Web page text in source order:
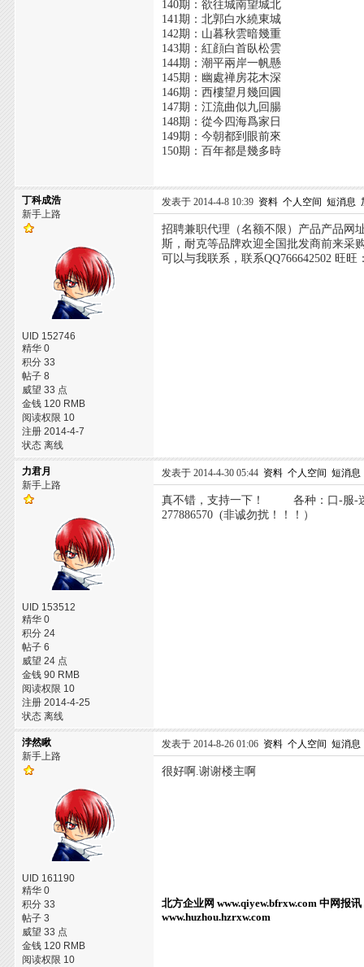
140期：欲往城南望城北
141期：北郭白水繞東城
142期：山暮秋雲暗幾重
143期：紅顔白首臥松雲
144期：潮平兩岸一帆懸
145期：幽處禅房花木深
146期：西樓望月幾回圓
147期：江流曲似九回腸
148期：從今四海爲家日
149期：今朝都到眼前來
150期：百年都是幾多時
丁科成浩
新手上路
UID 152746
精华 0
积分 33
帖子 8
威望 33 点
金钱 120 RMB
阅读权限 10
注册 2014-4-7
状态 离线
发表于 2014-4-8 10:39 资料 个人空间 短消息
招聘兼职代理（名额不限）产品产品网
斯，耐克等品牌欢迎全国批发商前来采
可以与我联系，联系QQ766642502 旺
力君月
新手上路
UID 153512
精华 0
积分 24
帖子 6
威望 24 点
金钱 90 RMB
阅读权限 10
注册 2014-4-25
状态 离线
发表于 2014-4-30 05:44 资料 个人空间 短消息
真不错，支持一下！ 各种：口-服-迷
277886570 (非诚勿扰！！！）
浡然瞅
新手上路
UID 161190
精华 0
积分 33
帖子 3
威望 33 点
金钱 120 RMB
阅读权限 10
发表于 2014-8-26 01:06 资料 个人空间 短消息
很好啊.谢谢楼主啊
北方企业网 www.qiyew.bfrxw.com 中网报讯
www.huzhou.hzrxw.com